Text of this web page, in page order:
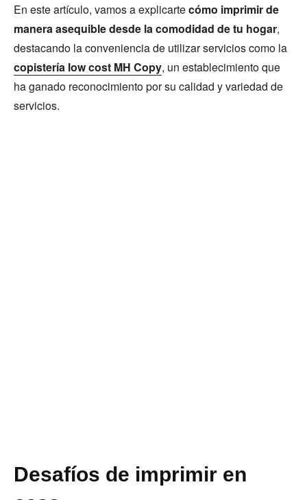
En este artículo, vamos a explicartecómo imprimir de
manera asequible desde la comodidad de tu hogar,
destacando la conveniencia de utilizar servicios como la
copistería low cost MH Copy, un establecimiento que
ha ganado reconocimiento por su calidad y variedad de
servicios.
Desafíos de imprimir en